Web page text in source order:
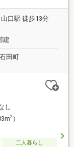
口駅 徒歩13分
建
田町
し
2）
二人暮らし